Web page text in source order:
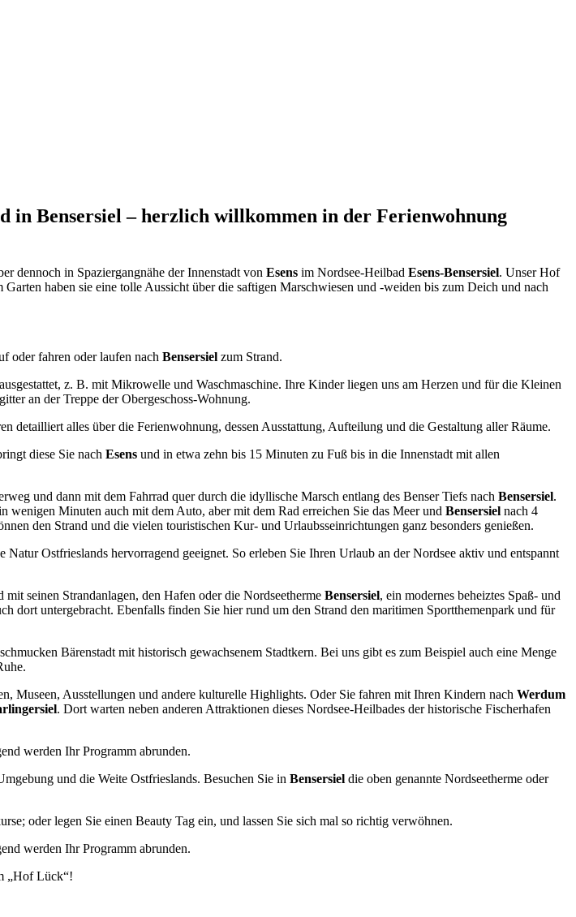
in Bensersiel – herzlich willkommen in der Ferienwohnung
dennoch in Spaziergangnähe der Innenstadt von Esens im Nordsee-Heilbad Esens-Bensersiel. Unser Hof
haben sie eine tolle Aussicht über die saftigen Marschwiesen und -weiden bis zum Deich und nach
oder fahren oder laufen nach Bensersiel zum Strand.
z. B. mit Mikrowelle und Waschmaschine. Ihre Kinder liegen uns am Herzen und für die Kleinen
an der Treppe der Obergeschoss-Wohnung.
detailliert alles über die Ferienwohnung, dessen Ausstattung, Aufteilung und die Gestaltung aller Räume.
diese Sie nach Esens und in etwa zehn bis 15 Minuten zu Fuß bis in die Innenstadt mit allen
und dann mit dem Fahrrad quer durch die idyllische Marsch entlang des Benser Tiefs nach Bensersiel.
wenigen Minuten auch mit dem Auto, aber mit dem Rad erreichen Sie das Meer und Bensersiel nach 4
den Strand und die vielen touristischen Kur- und Urlaubsseinrichtungen ganz besonders genießen.
Ostfrieslands hervorragend geeignet. So erleben Sie Ihren Urlaub an der Nordsee aktiv und entspannt
seinen Strandanlagen, den Hafen oder die Nordseetherme Bensersiel, ein modernes beheiztes Spaß- und
dort untergebracht. Ebenfalls finden Sie hier rund um den Strand den maritimen Sportthemenpark und für
Bärenstadt mit historisch gewachsenem Stadtkern. Bei uns gibt es zum Beispiel auch eine Menge
Museen, Ausstellungen und andere kulturelle Highlights. Oder Sie fahren mit Ihren Kindern nach Werdum
. Dort warten neben anderen Attraktionen dieses Nordsee-Heilbades der historische Fischerhafen
werden Ihr Programm abrunden.
und die Weite Ostfrieslands. Besuchen Sie in Bensersiel die oben genannte Nordseetherme oder
oder legen Sie einen Beauty Tag ein, und lassen Sie sich mal so richtig verwöhnen.
werden Ihr Programm abrunden.
„Hof Lück“!